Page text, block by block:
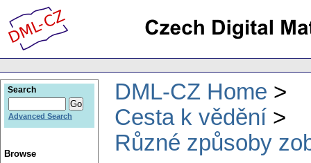
DML-CZ Home
Cesta k vědění
Různé způsoby
Search
Advanced Search
Browse